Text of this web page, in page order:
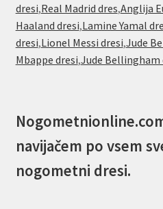
dresi,Real Madrid dres,Anglija
Haaland dresi,Lamine Yamal
dresi,Lionel Messi dresi,Jude
Mbappe dresi,Jude Bellingham
navijačem po vsem
nogometni dresi.